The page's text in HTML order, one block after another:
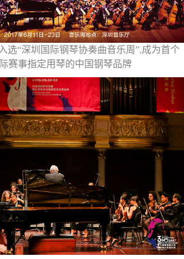
选“深圳国际钢琴协奏曲音乐周”,成为首个
赛事指定用琴的中国钢琴品牌